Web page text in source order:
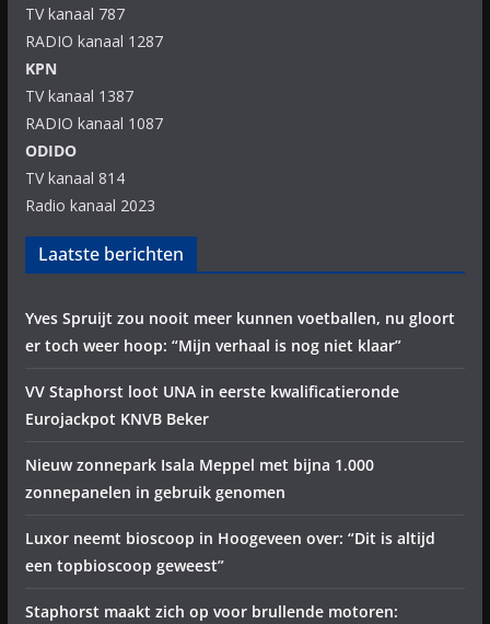
TV kanaal 787
RADIO kanaal 1287
KPN
TV kanaal 1387
RADIO kanaal 1087
ODIDO
TV kanaal 814
Radio kanaal 2023
Laatste berichten
Yves Spruijt zou nooit meer kunnen voetballen, nu gloort
er toch weer hoop: “Mijn verhaal is nog niet klaar”
VV Staphorst loot UNA in eerste kwalificatieronde
Eurojackpot KNVB Beker
Nieuw zonnepark Isala Meppel met bijna 1.000
zonnepanelen in gebruik genomen
Luxor neemt bioscoop in Hoogeveen over: “Dit is altijd
een topbioscoop geweest”
Staphorst maakt zich op voor brullende motoren: